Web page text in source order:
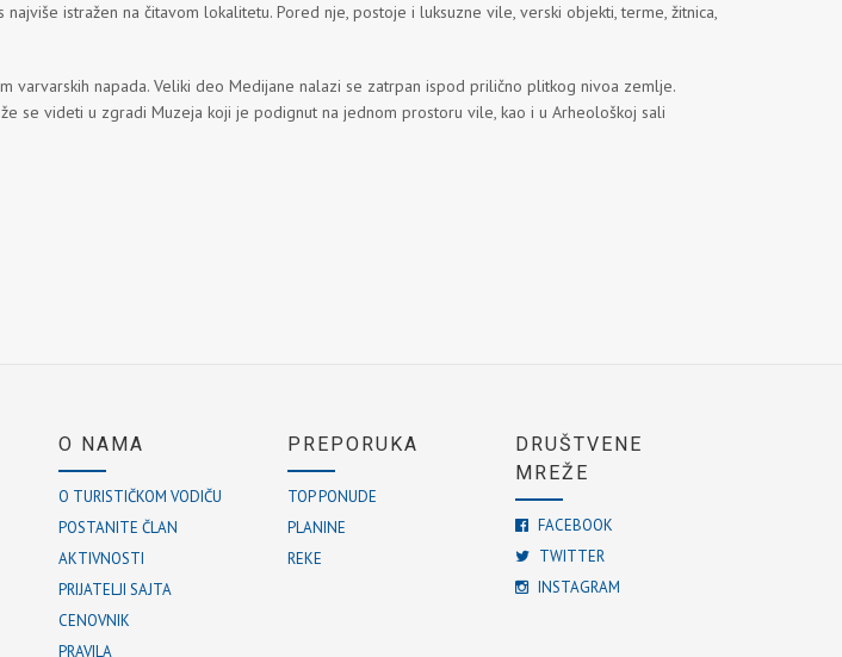
istražen na čitavom lokalitetu. Pored nje, postoje i luksuzne vile, verski objekti, terme, žitnica,
varvarskih napada. Veliki deo Medijane nalazi se zatrpan ispod prilično plitkog nivoa zemlje.
se videti u zgradi Muzeja koji je podignut na jednom prostoru vile, kao i u Arheološkoj sali
O NAMA
O TURISTIČKOM VODIČU
POSTANITE ČLAN
AKTIVNOSTI
PRIJATELJI SAJTA
CENOVNIK
PRAVILA
PREPORUKA
TOP PONUDE
PLANINE
REKE
DRUŠTVENE
MREŽE
FACEBOOK
TWITTER
INSTAGRAM